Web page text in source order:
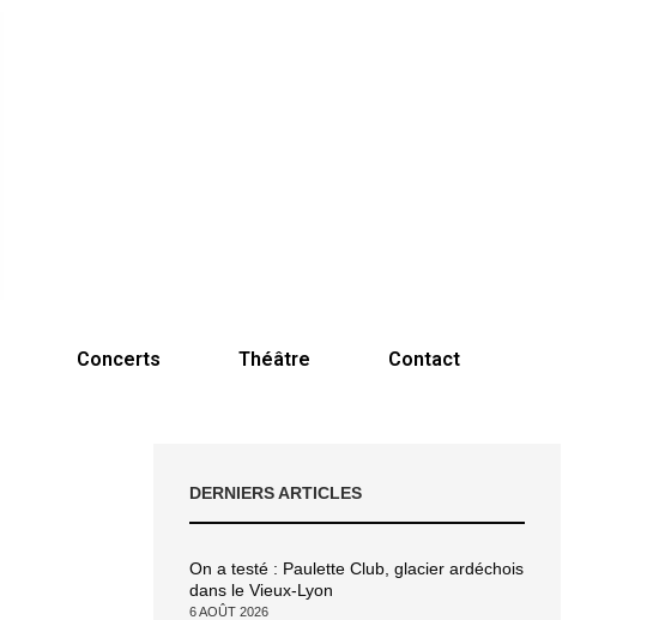
Concerts Théâtre Contact
DERNIERS ARTICLES
On a testé : Paulette Club, glacier ardéchois
dans le Vieux-Lyon
6 AOÛT 2026